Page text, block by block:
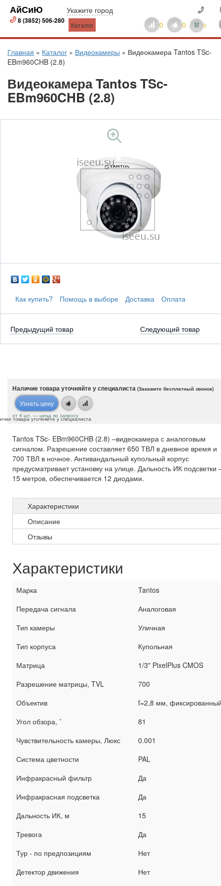
АйСиЮ
8 (3852) 506-280
Укажите город
Каталог 0 0 0
Главная » Каталог » Видеокамеры » Видеокамера Tantos TSc-
EBm960CHB (2.8)
Видеокамера Tantos TSc-
EBm960CHB (2.8)
Как купить? Помощь в выборе Доставка Оплата
Следующий товар
Предыдущий товар
Наличие товара уточняйте у специалиста (Закажите бесплатный звонок)
Узнать цену
товара уточняйте у специалиста
от 4 шт. — цена по запросу
Tantos TSc- EBm960CHB (2.8) –видеокамера с аналоговым
сигналом. Разрешение составляет 650 ТВЛ в дневное время и
700 ТВЛ в ночное. Антивандальный купольный корпус
предусматривает установку на улице. Дальность ИК подсветки
15 метров, обеспечивается 12 диодами.
Характеристики
Описание
Отзывы
Характеристики
Марка
Tantos
Передача сигнала
Аналоговая
Тип камеры
Уличная
Тип корпуса
Купольная
Матрица
1/3" PixelPlus CMOS
Разрешение матрицы, TVL
700
Объектив
f=2,8 мм,
Угол обзора, ˚
81
Чувствительность камеры, Люкс
0.001
Система цветности
PAL
Инфракрасный фильтр
Да
Инфракрасная подсветка
Да
Дальность ИК, м
15
Тревога
Да
Тур - по предпозициям
Нет
Детектор движения
Нет